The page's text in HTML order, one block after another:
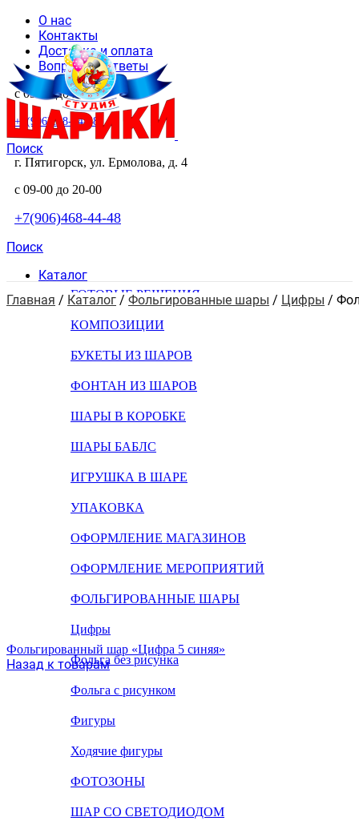
О нас
Контакты
Доставка и оплата
Вопросы и ответы
с 09-00 до 20-00
+7(906)468-44-48
Поиск
г. Пятигорск, ул. Ермолова, д. 4
с 09-00 до 20-00
+7(906)468-44-48
Поиск
Каталог
ГОТОВЫЕ РЕШЕНИЯ
КОМПОЗИЦИИ
БУКЕТЫ ИЗ ШАРОВ
ФОНТАН ИЗ ШАРОВ
ШАРЫ В КОРОБКЕ
ШАРЫ БАБЛС
ИГРУШКА В ШАРЕ
УПАКОВКА
ОФОРМЛЕНИЕ МАГАЗИНОВ
ОФОРМЛЕНИЕ МЕРОПРИЯТИЙ
ФОЛЬГИРОВАННЫЕ ШАРЫ
Цифры
Фольга без рисунка
Фольга с рисунком
Фигуры
Ходячие фигуры
ФОТОЗОНЫ
ШАР СО СВЕТОДИОДОМ
Главная / Каталог / Фольгированные шары / Цифры /
Фольгированный шар «Цифра 5 синяя»
Назад к товарам